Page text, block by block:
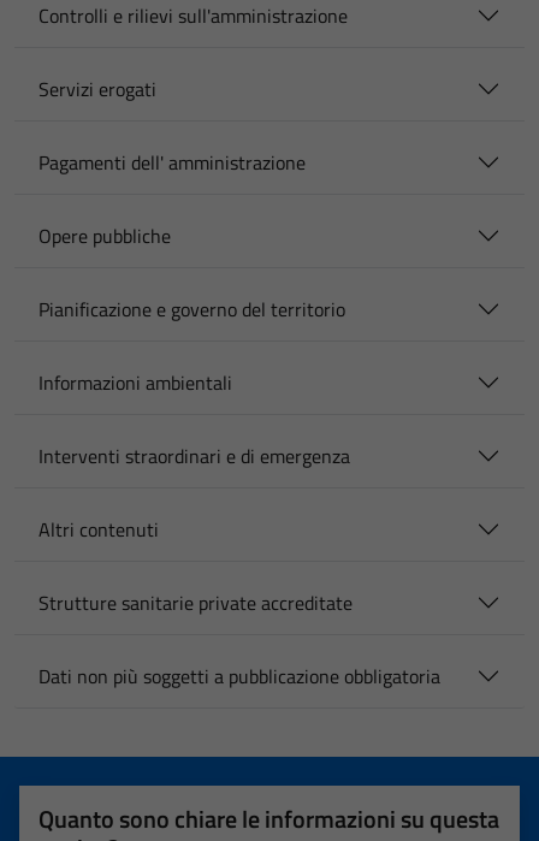
Controlli e rilievi sull'amministrazione
Servizi erogati
Pagamenti dell' amministrazione
Opere pubbliche
Pianificazione e governo del territorio
Informazioni ambientali
Interventi straordinari e di emergenza
Altri contenuti
Strutture sanitarie private accreditate
Dati non più soggetti a pubblicazione obbligatoria
Quanto sono chiare le informazioni su questa